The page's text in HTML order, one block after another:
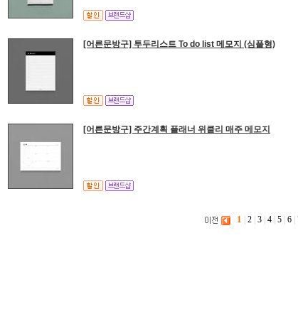
[어른문방구] 투두리스트 To do list 메모지 (심플형)
[어른문방구] 주간계획 플래너 위클리 매주 메모지
1 2 3 4 5 6